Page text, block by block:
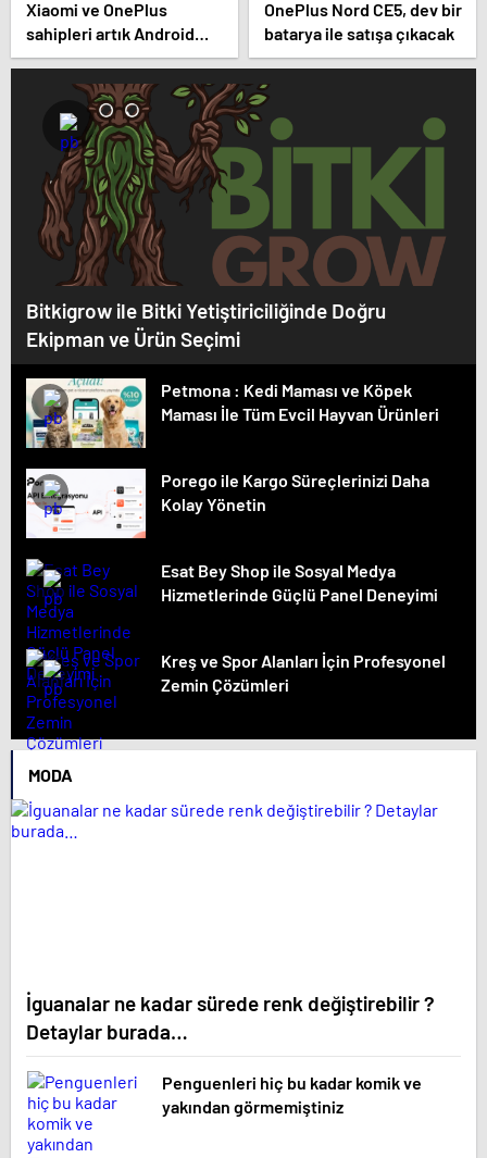
Xiaomi ve OnePlus
sahipleri artık Android
16’yı deneyebilir
OnePlus Nord CE5, dev bir
batarya ile satışa çıkacak
Bitkigrow ile Bitki Yetiştiriciliğinde Doğru
Ekipman ve Ürün Seçimi
Petmona : Kedi Maması ve Köpek
Maması İle Tüm Evcil Hayvan Ürünleri
Porego ile Kargo Süreçlerinizi Daha
Kolay Yönetin
Esat Bey Shop ile Sosyal Medya
Hizmetlerinde Güçlü Panel Deneyimi
Kreş ve Spor Alanları İçin Profesyonel
Zemin Çözümleri
MODA
İguanalar ne kadar sürede renk değiştirebilir ?
Detaylar burada…
Penguenleri hiç bu kadar komik ve
yakından görmemiştiniz